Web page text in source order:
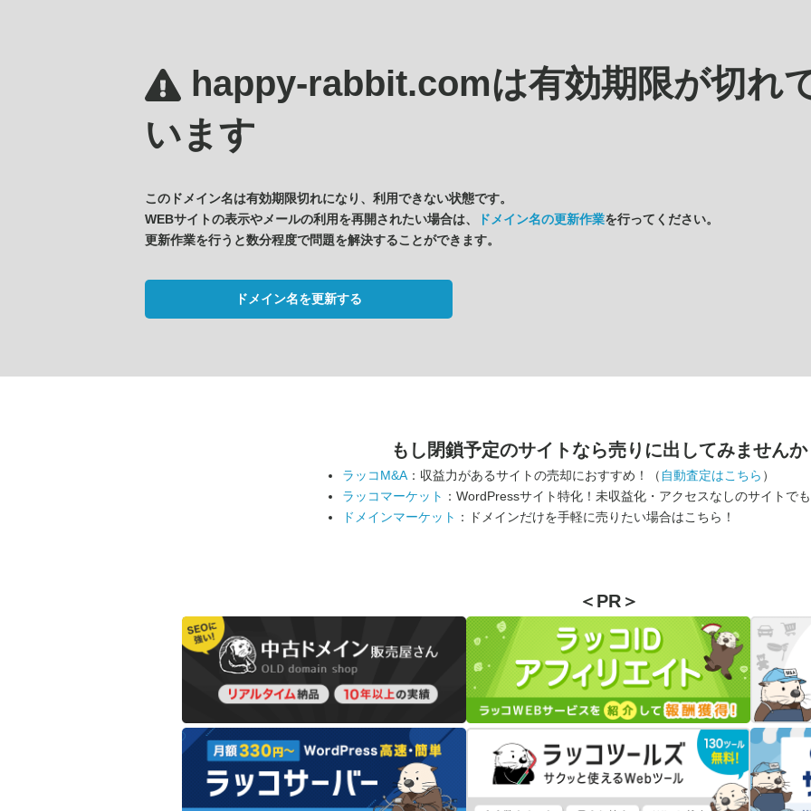
happy-rabbit.comは有効期限が切れ
います
このドメイン名は有効期限切れになり、利用できない状態です。
WEBサイトの表示やメールの利用を再開されたい場合は、
ドメイン名の更新作業を行ってください。
更新作業を行うと数分程度で問題を解決することができます。
ドメイン名を更新する
もし閉鎖予定のサイトなら売りに出してみませんか
ラッコM&A ：収益力があるサイトの売却におすすめ！（ 自動査定はこちら ）
ラッコマーケット ：WordPressサイト特化！未収益化・アクセスなしのサイトで
ドメインマーケット ：ドメインだけを手軽に売りたい場合はこちら！
＜PR＞